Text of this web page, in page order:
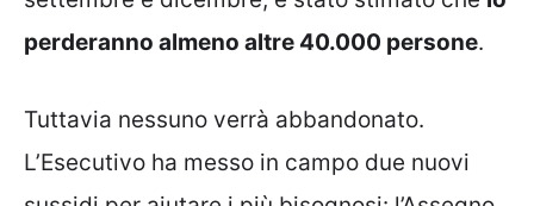
perderanno almeno altre 40.000 persone.
Tuttavia nessuno verrà abbandonato.
L’Esecutivo ha messo in campo due nuovi